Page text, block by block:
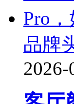
品牌
2026-